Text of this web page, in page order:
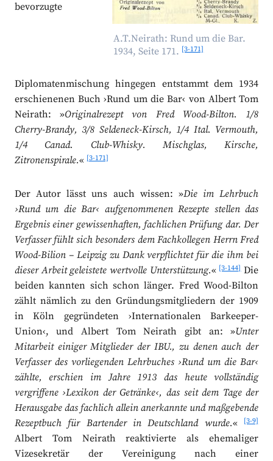
A.T.Neirath: Rund um die Bar.
1934, Seite 171. [3-171]
bevorzugte
Diplomatenmischung hingegen entstammt dem 1934
erschienenen Buch ›Rund um die Bar‹ von Albert Tom
Neirath: »Originalrezept von Fred Wood-Bilton. 1/8
Cherry-Brandy, 3/8 Seldeneck-Kirsch, 1/4 Ital. Vermouth,
1/4 Canad. Club-Whisky. Mischglas, Kirsche,
Zitronenspirale.«[3-171]
Der Autor lässt uns auch wissen: »Die im Lehrbuch
›Rund um die Bar‹ aufgenommenen Rezepte stellen das
Ergebnis einer gewissenhaften, fachlichen Prüfung dar. Der
Verfasser fühlt sich besonders dem Fachkollegen Herrn Fred
Wood-Bilion – Leipzig zu Dank verpflichtet für die ihm bei
dieser Arbeit geleistete wertvolle Unterstützung.« [3-144]Die
beiden kannten sich schon länger. Fred Wood-Bilton
zählt nämlich zu den Gründungsmitgliedern der 1909
in Köln gegründeten ›Internationalen Barkeeper-
Union‹, und Albert Tom Neirath gibt an: »Unter
Mitarbeit einiger Mitglieder der IBU., zu denen auch der
Verfasser des vorliegenden Lehrbuches ›Rund um die Bar‹
zählte, erschien im Jahre 1913 das heute vollständig
vergriffene ›Lexikon der Getränke‹, das seit dem Tage der
Herausgabe das fachlich allein anerkannte und maßgebende
Rezeptbuch für Bartender in Deutschland wurde.« [3-9]
Albert Tom Neirath reaktivierte als ehemaliger
Vizesekretär der Vereinigung nach einer